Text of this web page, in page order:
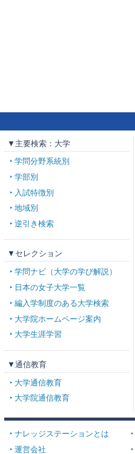
▼主要検索：大学
学問分野系統別
学部別
入試特徴別
地域別
逆引き検索
▼セレクション
学問ナビ（大学の学び解説）
日本の女子大学一覧
編入学制度のある大学検索
大学院ホームページ案内
大学生涯学習
▼通信教育
大学通信教育
大学院通信教育
ナレッジステーションとは
運営会社